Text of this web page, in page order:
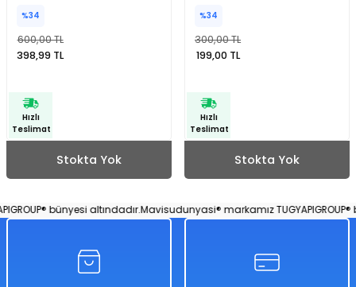
%34
600,00 TL
398,99 TL
Hızlı
Teslimat
Stokta Yok
%34
300,00 TL
199,00 TL
Hızlı
Teslimat
Stokta Yok
bünyesi altındadır.Mavisudunyasi® markamız TUGYAPIGROUP®